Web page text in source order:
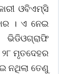
ଓବିଏମ୍ସି
। ଏ ନେଇ
୨୮ ମୃତଦେହର
ନଥିଲା ତେଣୁ